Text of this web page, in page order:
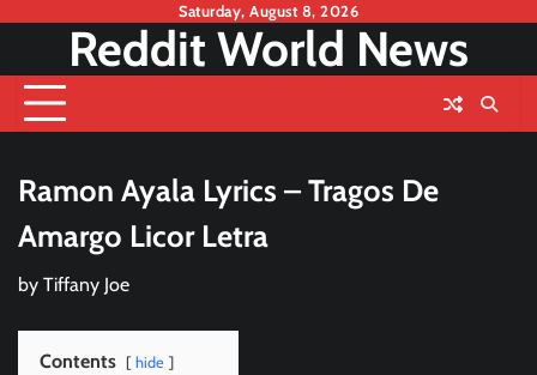
content
Saturday, August 8, 2026
Reddit World News
Ramon Ayala Lyrics – Tragos De
Amargo Licor Letra
by Tiffany Joe
Contents hide